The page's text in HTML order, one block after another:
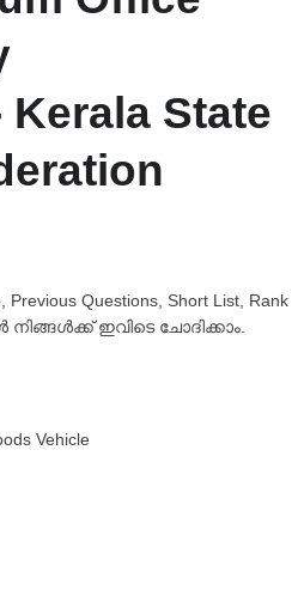
State
Questions, Short List, Rank
ഇവിടെ ചോദിക്കാം.
Vehicle